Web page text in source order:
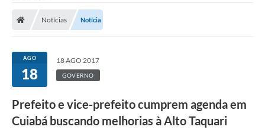
Notícias Notícia
AGO
18
18 AGO 2017
GOVERNO
Prefeito e vice-prefeito cumprem agenda em
Cuiabá buscando melhorias à Alto Taquari